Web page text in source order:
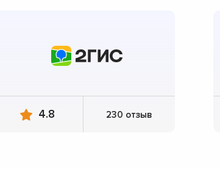
4.8 230 отзыв